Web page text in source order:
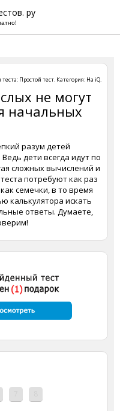
ру
теста: Простой тест. Категория: На iQ.
не могут
начальных
разум детей
дети всегда идут по
сложных вычислений и
потребуют как раз
семечки, в то время
калькулятора искать
ответы. Думаете,